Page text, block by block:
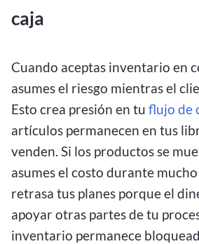
caja
Cuando aceptas inventario en
asumes el riesgo mientras el
Esto crea presión en tu flujo de
artículos permanecen en tus
venden. Si los productos se
asumes el costo durante
retrasa tus planes porque el
apoyar otras partes de tu
inventario permanece